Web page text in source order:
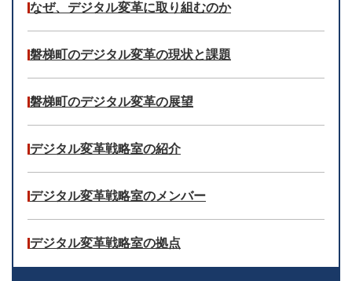
なぜ、デジタル変革に取り組むのか
磐梯町のデジタル変革の現状と課題
磐梯町のデジタル変革の展望
デジタル変革戦略室の紹介
デジタル変革戦略室のメンバー
デジタル変革戦略室の拠点